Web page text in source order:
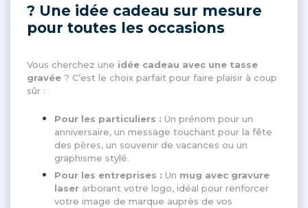
? Une idée cadeau sur mesure
pour toutes les occasions
Vous cherchez une idée cadeau avec une tasse
gravée ? C’est le choix parfait pour faire plaisir à coup
sûr :
Pour les particuliers : Un prénom pour un
anniversaire, un message touchant pour la fête
des pères, un souvenir de vacances ou un
graphisme stylé.
Pour les entreprises : Un mug avec gravure
laser arborant votre logo, idéal pour renforcer
votre image de marque auprès de vos